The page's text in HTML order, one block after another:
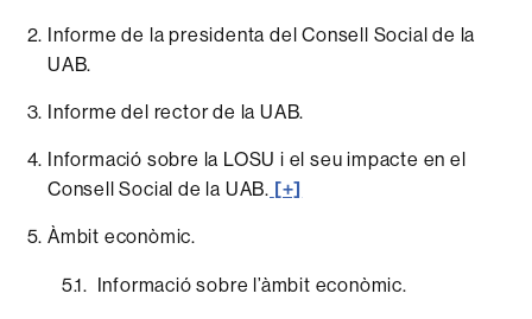
Informe de la presidenta del Consell Social de la
UAB.
Informe del rector de la UAB.
Informació sobre la LOSU i el seu impacte en el
Consell Social de la UAB. [+]
Àmbit econòmic.
5.1. Informació sobre l’àmbit econòmic.